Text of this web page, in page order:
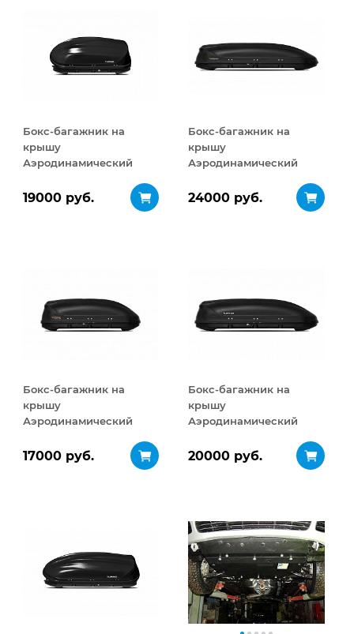
Бокс-багажник на
крышу
Аэродинамический
ДВУСТОРОННЕЕ
19000 руб.
Бокс-багажник на
крышу
Аэродинамический
24000 руб.
Бокс-багажник на
крышу
Аэродинамический
17000 руб.
Бокс-багажник на
крышу
Аэродинамический
20000 руб.